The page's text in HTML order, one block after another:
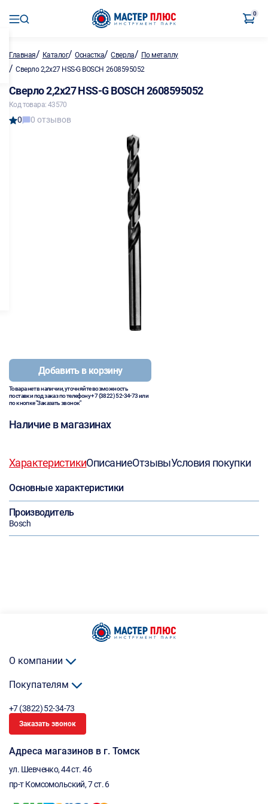
0
Главная/ Каталог/Оснастка/Сверла/ По металлу
/ Сверло 2,2х27 HSS-G BOSCH 2608595052
Сверло 2,2х27 HSS-G BOSCH 2608595052
Код товара: 43570
0 0 отзывов
Добавить в корзину
Товара нет в наличии, уточняйте возможность
поставки под заказ по телефону+7 (3822) 52-34-73или
по кнопке "Заказать звонок"
Наличие в магазинах
ХарактеристикиОписаниеОтзывыУсловия покупки
Основные характеристики
Производитель
Bosch
О компании
Покупателям
+7 (3822) 52-34-73
Заказать звонок
Адреса магазинов в г. Томск
ул. Шевченко, 44 ст. 46
пр-т Комсомольский, 7 ст. 6